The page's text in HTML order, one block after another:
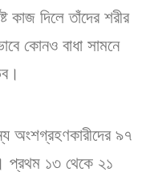
কাজ দিলে তাঁদের শরীর
কোনও বাধা সামনে
অংশগ্রহণকারীদের ৯৭
প্রথম ১৩ থেকে ২১